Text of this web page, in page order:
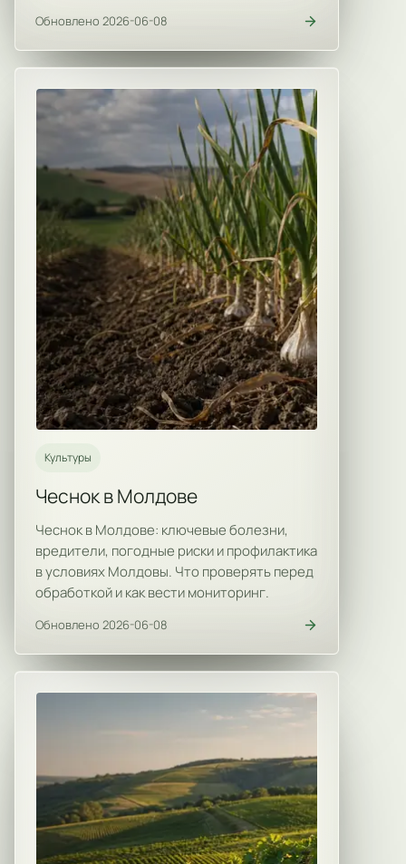
Обновлено 2026-06-08
Культуры
Чеснок в Молдове
Чеснок в Молдове: ключевые болезни,
вредители, погодные риски и профилактика
в условиях Молдовы. Что проверять перед
обработкой и как вести мониторинг.
Обновлено 2026-06-08